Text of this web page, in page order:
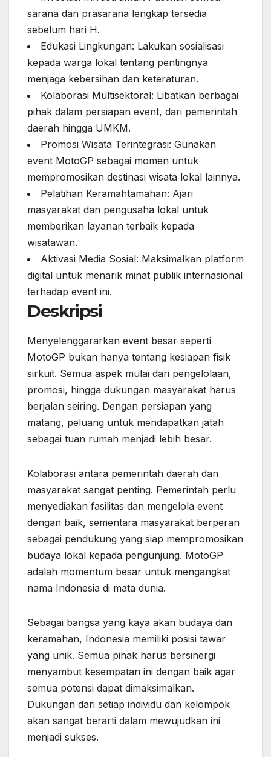
sarana dan prasarana lengkap tersedia
sebelum hari H.
Edukasi Lingkungan: Lakukan sosialisasi
kepada warga lokal tentang pentingnya
menjaga kebersihan dan keteraturan.
Kolaborasi Multisektoral: Libatkan berbagai
pihak dalam persiapan event, dari pemerintah
daerah hingga UMKM.
Promosi Wisata Terintegrasi: Gunakan
event MotoGP sebagai momen untuk
mempromosikan destinasi wisata lokal lainnya.
Pelatihan Keramahtamahan: Ajari
masyarakat dan pengusaha lokal untuk
memberikan layanan terbaik kepada
wisatawan.
Aktivasi Media Sosial: Maksimalkan platform
digital untuk menarik minat publik internasional
terhadap event ini.
Deskripsi
Menyelenggararkan event besar seperti
MotoGP bukan hanya tentang kesiapan fisik
sirkuit. Semua aspek mulai dari pengelolaan,
promosi, hingga dukungan masyarakat harus
berjalan seiring. Dengan persiapan yang
matang, peluang untuk mendapatkan jatah
sebagai tuan rumah menjadi lebih besar.
Kolaborasi antara pemerintah daerah dan
masyarakat sangat penting. Pemerintah perlu
menyediakan fasilitas dan mengelola event
dengan baik, sementara masyarakat berperan
sebagai pendukung yang siap mempromosikan
budaya lokal kepada pengunjung. MotoGP
adalah momentum besar untuk mengangkat
nama Indonesia di mata dunia.
Sebagai bangsa yang kaya akan budaya dan
keramahan, Indonesia memiliki posisi tawar
yang unik. Semua pihak harus bersinergi
menyambut kesempatan ini dengan baik agar
semua potensi dapat dimaksimalkan.
Dukungan dari setiap individu dan kelompok
akan sangat berarti dalam mewujudkan ini
menjadi sukses.